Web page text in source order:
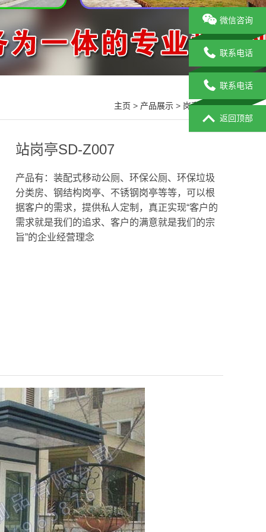
主页 > 产品展示 > 岗亭系列>
站岗亭SD-Z007
产品有：装配式移动公厕、环保公厕、环保垃圾
分类房、钢结构岗亭、不锈钢岗亭等等，可以根
据客户的需求，提供私人定制，真正实现“客户的
需求就是我们的追求、客户的满意就是我们的宗
旨”的企业经营理念
微信咨询
联系电话
联系电话
返回顶部